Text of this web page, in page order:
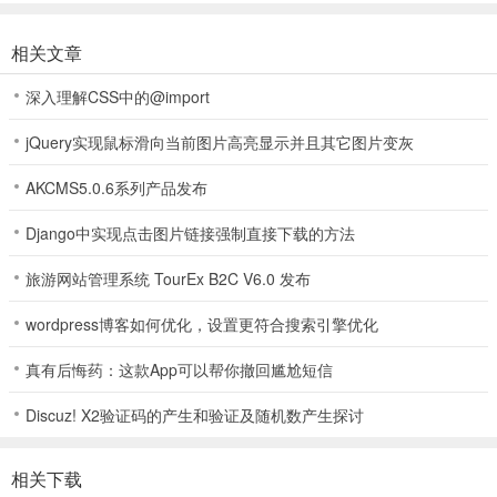
相关文章
深入理解CSS中的@import
jQuery实现鼠标滑向当前图片高亮显示并且其它图片变灰
AKCMS5.0.6系列产品发布
Django中实现点击图片链接强制直接下载的方法
旅游网站管理系统 TourEx B2C V6.0 发布
wordpress博客如何优化，设置更符合搜索引擎优化
真有后悔药：这款App可以帮你撤回尴尬短信
Discuz! X2验证码的产生和验证及随机数产生探讨
相关下载